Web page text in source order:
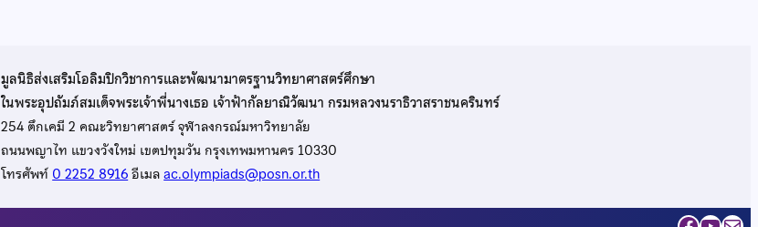
มูลนิธิส่งเสริมโอลิมปิกวิชาการและพัฒนามาตรฐานวิทยาศาสตร์ศึกษา
ในพระอุปถัมภ์สมเด็จพระเจ้าพี่นางเธอ เจ้าฟ้ากัลยาณิวัฒนา กรมหลวงนราธิวาสราชนครินทร์
254 ตึกเคมี 2 คณะวิทยาศาสตร์ จุฬาลงกรณ์มหาวิทยาลัย
ถนนพญาไท แขวงวังใหม่ เขตปทุมวัน กรุงเทพมหานคร 10330
โทรศัพท์0 2252 8916อีเมลac.olympiads@posn.or.th